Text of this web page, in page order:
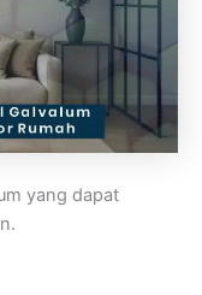
yang dapat